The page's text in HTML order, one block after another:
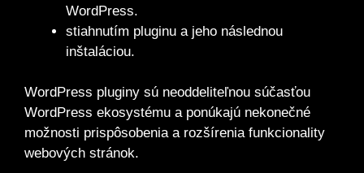
WordPress.
stiahnutím pluginu a jeho následnou
inštaláciou.
WordPress pluginy sú neoddeliteľnou súčasťou
WordPress ekosystému a ponúkajú nekonečné
možnosti prispôsobenia a rozšírenia funkcionality
webových stránok.